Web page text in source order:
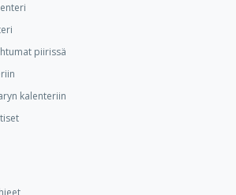
piirissä
kalenteriin